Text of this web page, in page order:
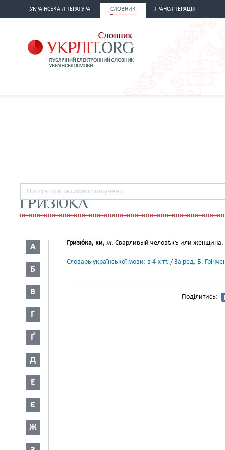
УКРАЇНСЬКА ЛІТЕРАТУРА СЛОВНИК ТРАНСЛІТЕРАЦІЯ
ГРИЗЮКА
А
Б
В
Г
Ґ
Д
Е
Є
Ж
Гризю́ка, ки, ж. Сварливый человѣкъ или женщина.
Словарь української мови: в 4-х тт. / За ред. Б.
Поділитись: